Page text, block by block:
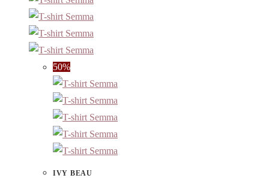
50%
IVY BEAU